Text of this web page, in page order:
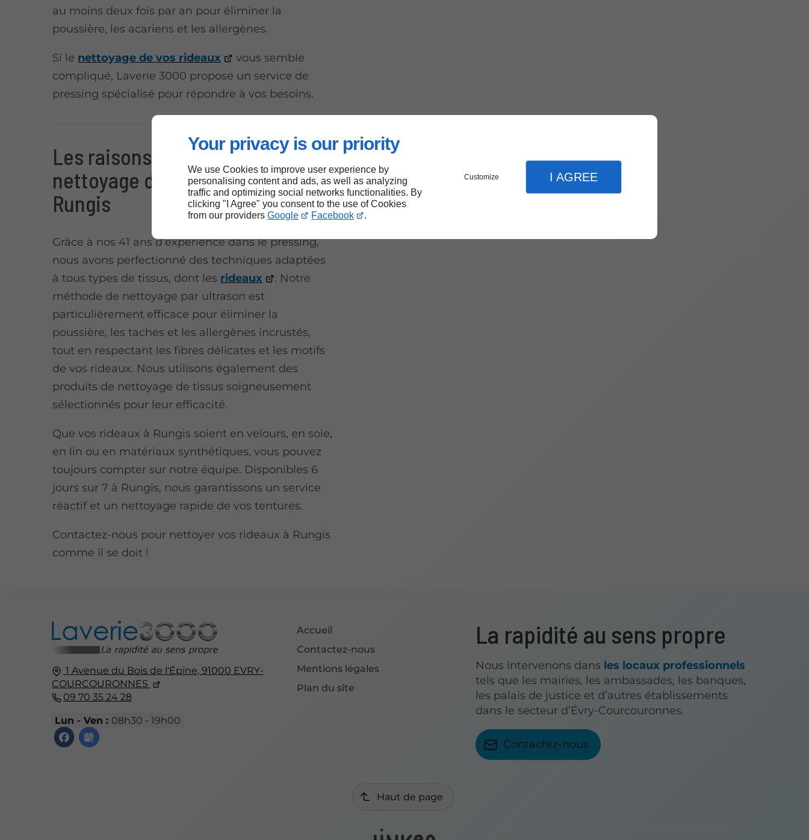
Your privacy is our priority
We use Cookies to improve user experience by
personalising content and ads, as well as analyzing
traffic and optimizing social networks functionalities. By
clicking "I Agree" you consent to the use of Cookies
from our providers Google Facebook .
Customize I AGREE
au moins deux fois par an pour éliminer la
poussière, les acariens et les allergènes.
Si le nettoyage de vos rideaux
vous semble
compliqué, Laverie 3000 propose un service de
pressing spécialisé pour répondre à vos besoins.
Les raisons de nous confier le
nettoyage de vos rideaux à
Rungis
Grâce à nos 41 ans d’expérience dans le pressing,
nous avons perfectionné des techniques adaptées
à tous types de tissus, dont les rideaux
. Notre
méthode de nettoyage par ultrason est
particulièrement efficace pour éliminer la
poussière, les taches et les allergènes incrustés,
tout en respectant les fibres délicates et les motifs
de vos rideaux. Nous utilisons également des
produits de nettoyage de tissus soigneusement
sélectionnés pour leur efficacité.
Que vos rideaux à Rungis soient en velours, en soie,
en lin ou en matériaux synthétiques, vous pouvez
toujours compter sur notre équipe. Disponibles 6
jours sur 7 à Rungis, nous garantissons un service
réactif et un nettoyage rapide de vos tentures.
Contactez-nous pour nettoyer vos rideaux à Rungis
comme il se doit !
1 Avenue du Bois de l'Épine, 91000 EVRY-
COURCOURONNES
09 70 35 24 28
Lun - Ven : 08h30 - 19h00
Accueil
Contactez-nous
Mentions légales
Plan du site
La rapidité au sens propre
Nous intervenons dans les locaux professionnels
tels que les mairies, les ambassades, les banques,
les palais de justice et d’autres établissements
dans le secteur d’Évry-Courcouronnes.
Contactez-nous
Haut de page